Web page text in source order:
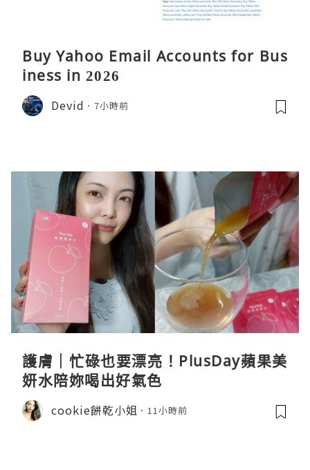
Buy Yahoo Email Accounts for Bus
iness in 2026
Devid 7小時前
護膚｜忙碌也要漂亮！PlusDay蘋果美
妍水陪妳喝出好氣色
cookie餅乾小姐 11小時前